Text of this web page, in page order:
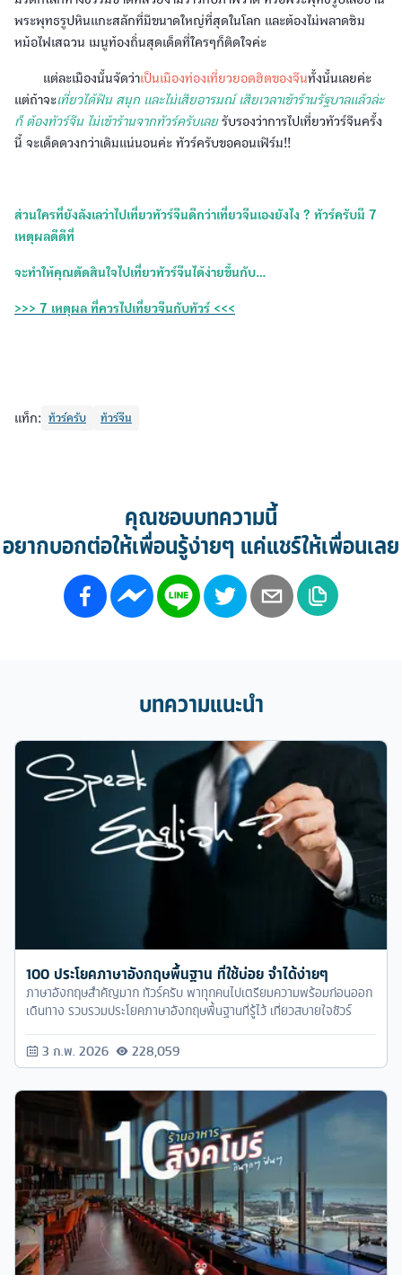
พระพุทธรูปหินแกะสลักที่มีขนาดใหญ่ที่สุดในโลก และต้องไม่พลาดชิม
หม้อไฟเสฉวน เมนูท้องถิ่นสุดเด็ดที่ใครๆก็ติดใจค่ะ
แต่ละเมืองนั้นจัดว่าเป็นเมืองท่องเที่ยวยอดฮิตของจีนทั้งนั้นเลยค่ะ
แต่ถ้าจะเที่ยวได้ฟิน สนุก และไม่เสียอารมณ์ เสียเวลาเข้าร้านรัฐบาลแล้วล่ะ
ก็ ต้องทัวร์จีน ไม่เข้าร้านจากทัวร์ครับเลยรับรองว่าการไปเที่ยวทัวร์จีนครั้ง
นี้ จะเด็ดดวงกว่าเดิมแน่นอนค่ะ ทัวร์ครับขอคอนเฟิร์ม!!
ส่วนใครที่ยังลังเลว่าไปเที่ยวทัวร์จีนดีกว่าเที่ยวจีนเองยังไง ? ทัวร์ครับมี 7
เหตุผลดีดีที่
จะทำให้คุณตัดสินใจไปเที่ยวทัวร์จีนได้ง่ายขึ้นกับ...
>>> 7 เหตุผล ที่ควรไปเที่ยวจีนกับทัวร์ <<<
แท็ก: ทัวร์ครับ ทัวร์จีน
คุณชอบบทความนี้
อยากบอกต่อให้เพื่อนรู้ง่ายๆ แค่แชร์ให้เพื่อนเลย
บทความแนะนำ
100 ประโยคภาษาอังกฤษพื้นฐาน ที่ใช้บ่อย จำได้ง่ายๆ
ภาษาอังกฤษสำคัญมาก ทัวร์ครับ พาทุกคนไปเตรียมความพร้อมก่อนออก
เดินทาง รวบรวมประโยคภาษาอังกฤษพื้นฐานที่รู้ไว้ เที่ยวสบายใจชัวร์
3 ก.พ. 2026 228,059